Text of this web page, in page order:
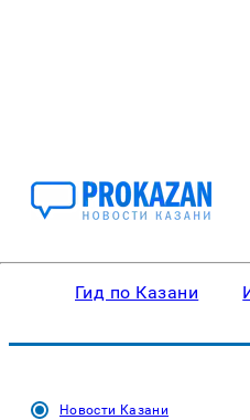
Гид по Казани
Новости Казани